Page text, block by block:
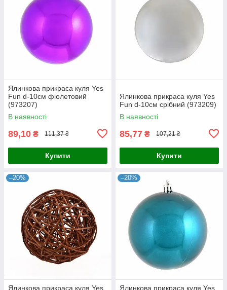
Ялинкова прикраса куля Yes
Fun d-10см фіолетовий
(973207)
В наявності
89,10 ₴ 111,37 ₴
Купити
Ялинкова прикраса куля Yes
Fun d-10см срібний (973209)
В наявності
85,77 ₴ 107,21 ₴
Купити
–20%
Ялинкова прикраса куля Yes
–20%
Ялинкова прикраса куля Yes